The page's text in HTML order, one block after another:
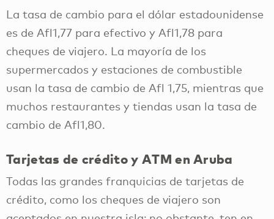
La tasa de cambio para el dólar estadounidense
es de Afl1,77 para efectivo y Afl1,78 para
cheques de viajero. La mayoría de los
supermercados y estaciones de combustible
usan la tasa de cambio de Afl 1,75, mientras que
muchos restaurantes y tiendas usan la tasa de
cambio de Afl1,80.
Tarjetas de crédito y ATM en Aruba
Todas las grandes franquicias de tarjetas de
crédito, como los cheques de viajero son